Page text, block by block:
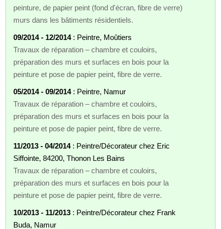
peinture, de papier peint (fond d'écran, fibre de verre)
murs dans les bâtiments résidentiels.
09/2014 - 12/2014: Peintre, Moûtiers
Travaux de réparation – chambre et couloirs,
préparation des murs et surfaces en bois pour la
peinture et pose de papier peint, fibre de verre.
05/2014 - 09/2014: Peintre, Namur
Travaux de réparation – chambre et couloirs,
préparation des murs et surfaces en bois pour la
peinture et pose de papier peint, fibre de verre.
11/2013 - 04/2014: Peintre/Décorateur chez Eric
Siffointe, 84200, Thonon Les Bains
Travaux de réparation – chambre et couloirs,
préparation des murs et surfaces en bois pour la
peinture et pose de papier peint, fibre de verre.
10/2013 - 11/2013 : Peintre/Décorateur chez Frank
Buda, Namur